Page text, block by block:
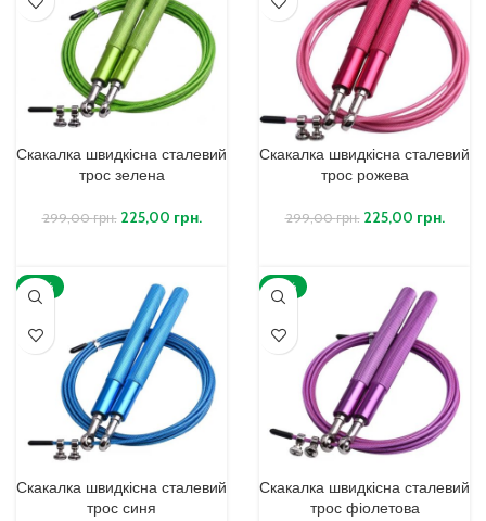
Скакалка швидкісна сталевий
трос зелена
299,00грн. 225,00 грн.
Скакалка швидкісна сталевий
трос рожева
299,00грн. 225,00 грн.
-25%
Скакалка швидкісна сталевий
трос синя
-25%
Скакалка швидкісна сталевий
трос фіолетова